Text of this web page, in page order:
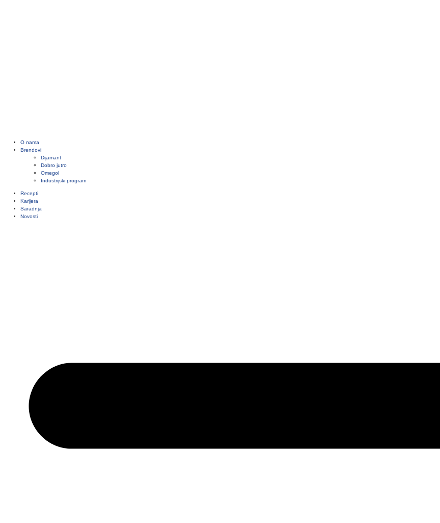
O nama
Brendovi
Dijamant
Dobro jutro
Omegol
Industrijski program
Recepti
Karijera
Saradnja
Novosti